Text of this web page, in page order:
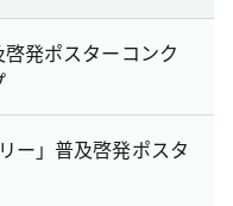
啓発ポスターコンク
ー」普及啓発ポスタ